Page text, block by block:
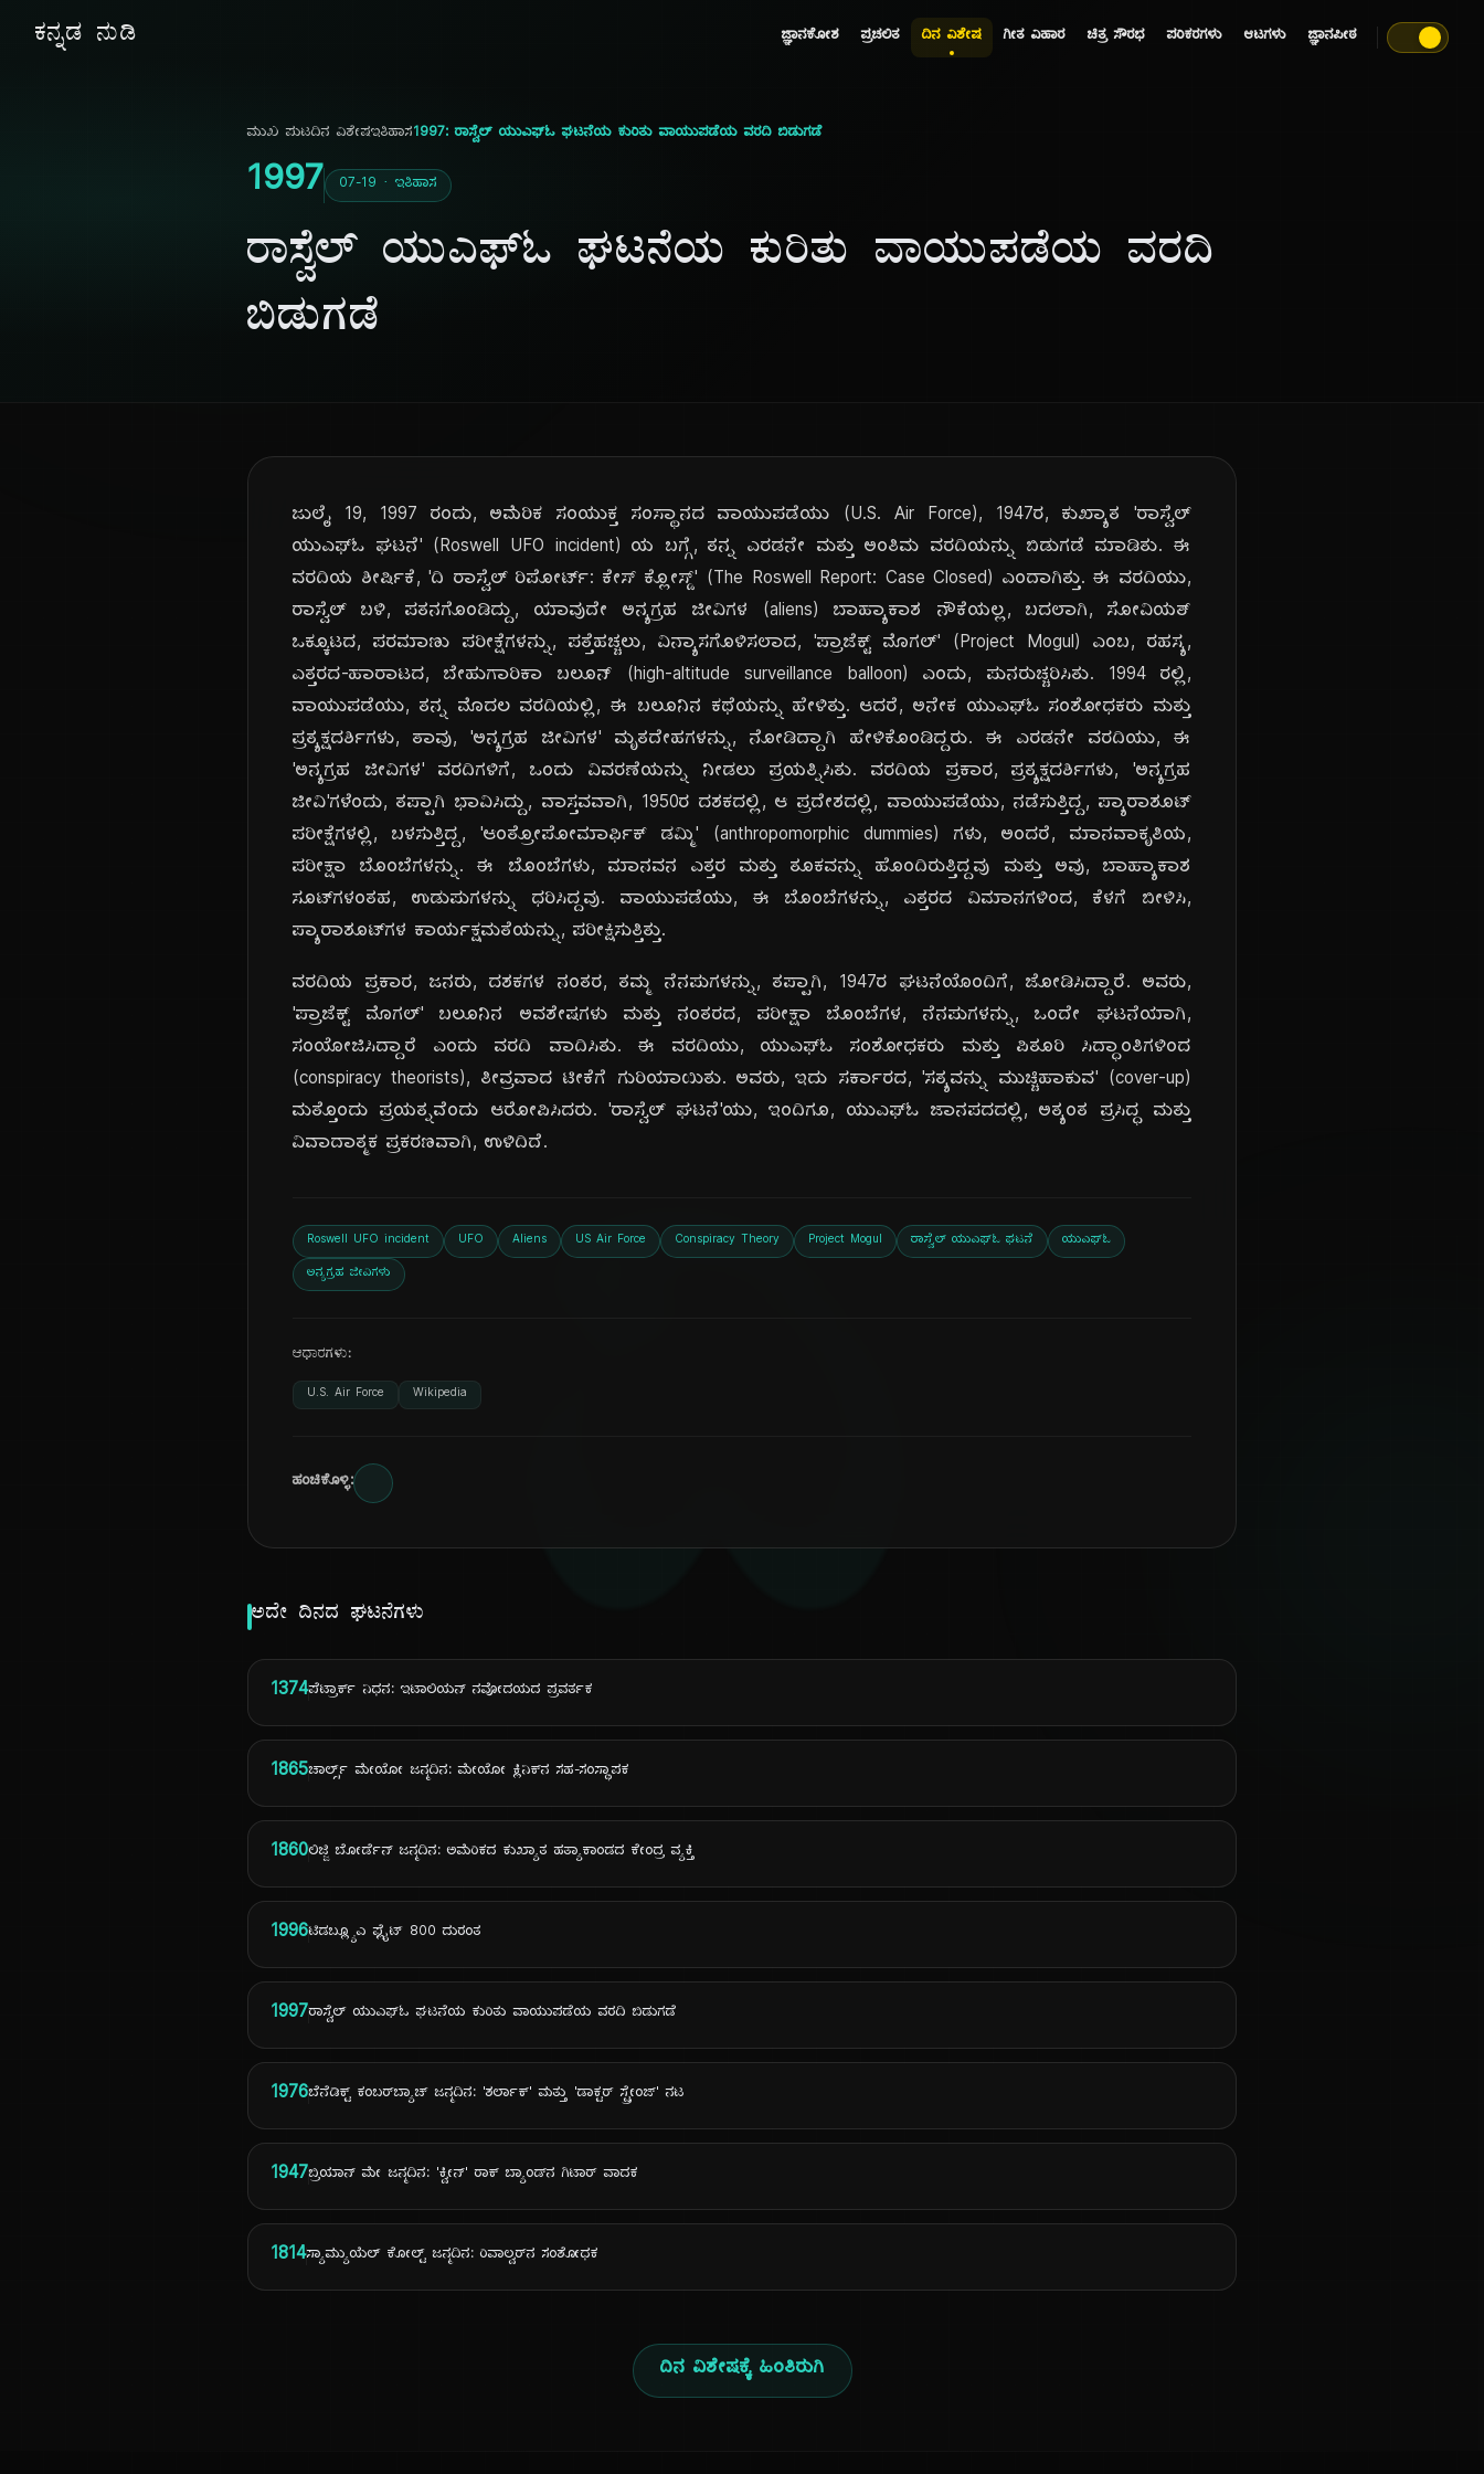
ಕನ್ನಡ ನುಡಿ ಜ್ಞಾನಕೋಶ ಪ್ರಚಲಿತ ದಿನ ವಿಶೇಷ ಗೀತ ವಿಹಾರ ಚಿತ್ರ ಸೌರಭ ಪರಿಕರಗಳು ಆಟಗಳು ಜ್ಞಾನಪೀಠ
ದಿ
ಮುಖ ಪುಟದಿನ ವಿಶೇಷಇತಿಹಾಸ1997: ರಾಸ್ವೆಲ್ ಯುಎಫ್‌ಓ ಘಟನೆಯ ಕುರಿತು ವಾಯುಪಡೆಯ ವರದಿ ಬಿಡುಗಡೆ
1997 07-19 · ಇತಿಹಾಸ
ರಾಸ್ವೆಲ್ ಯುಎಫ್‌ಓ ಘಟನೆಯ ಕುರಿತು ವಾಯುಪಡೆಯ ವರದಿ
ಬಿಡುಗಡೆ
ಜುಲೈ 19, 1997 ರಂದು, ಅಮೆರಿಕ ಸಂಯುಕ್ತ ಸಂಸ್ಥಾನದ ವಾಯುಪಡೆಯು (U.S. Air Force), 1947ರ, ಕುಖ್ಯಾತ 'ರಾಸ್ವೆಲ್
ಯುಎಫ್‌ಓ ಘಟನೆ' (Roswell UFO incident) ಯ ಬಗ್ಗೆ, ತನ್ನ ಎರಡನೇ ಮತ್ತು ಅಂತಿಮ ವರದಿಯನ್ನು ಬಿಡುಗಡೆ ಮಾಡಿತು. ಈ
ವರದಿಯ ಶೀರ್ಷಿಕೆ, 'ದಿ ರಾಸ್ವೆಲ್ ರಿಪೋರ್ಟ್: ಕೇಸ್ ಕ್ಲೋಸ್ಡ್' (The Roswell Report: Case Closed) ಎಂದಾಗಿತ್ತು. ಈ ವರದಿಯು,
ರಾಸ್ವೆಲ್ ಬಳಿ, ಪತನಗೊಂಡಿದ್ದು, ಯಾವುದೇ ಅನ್ಯಗ್ರಹ ಜೀವಿಗಳ (aliens) ಬಾಹ್ಯಾಕಾಶ ನೌಕೆಯಲ್ಲ, ಬದಲಾಗಿ, ಸೋವಿಯತ್
ಒಕ್ಕೂಟದ, ಪರಮಾಣು ಪರೀಕ್ಷೆಗಳನ್ನು, ಪತ್ತೆಹಚ್ಚಲು, ವಿನ್ಯಾಸಗೊಳಿಸಲಾದ, 'ಪ್ರಾಜೆಕ್ಟ್ ಮೊಗಲ್' (Project Mogul) ಎಂಬ, ರಹಸ್ಯ,
ಎತ್ತರದ-ಹಾರಾಟದ, ಬೇಹುಗಾರಿಕಾ ಬಲೂನ್ (high-altitude surveillance balloon) ಎಂದು, ಪುನರುಚ್ಚರಿಸಿತು. 1994 ರಲ್ಲಿ,
ವಾಯುಪಡೆಯು, ತನ್ನ ಮೊದಲ ವರದಿಯಲ್ಲಿ, ಈ ಬಲೂನಿನ ಕಥೆಯನ್ನು ಹೇಳಿತ್ತು. ಆದರೆ, ಅನೇಕ ಯುಎಫ್‌ಓ ಸಂಶೋಧಕರು ಮತ್ತು
ಪ್ರತ್ಯಕ್ಷದರ್ಶಿಗಳು, ತಾವು, 'ಅನ್ಯಗ್ರಹ ಜೀವಿಗಳ' ಮೃತದೇಹಗಳನ್ನು, ನೋಡಿದ್ದಾಗಿ ಹೇಳಿಕೊಂಡಿದ್ದರು. ಈ ಎರಡನೇ ವರದಿಯು, ಈ
'ಅನ್ಯಗ್ರಹ ಜೀವಿಗಳ' ವರದಿಗಳಿಗೆ, ಒಂದು ವಿವರಣೆಯನ್ನು ನೀಡಲು ಪ್ರಯತ್ನಿಸಿತು. ವರದಿಯ ಪ್ರಕಾರ, ಪ್ರತ್ಯಕ್ಷದರ್ಶಿಗಳು, 'ಅನ್ಯಗ್ರಹ
ಜೀವಿ'ಗಳೆಂದು, ತಪ್ಪಾಗಿ ಭಾವಿಸಿದ್ದು, ವಾಸ್ತವವಾಗಿ, 1950ರ ದಶಕದಲ್ಲಿ, ಆ ಪ್ರದೇಶದಲ್ಲಿ, ವಾಯುಪಡೆಯು, ನಡೆಸುತ್ತಿದ್ದ, ಪ್ಯಾರಾಶೂಟ್
ಪರೀಕ್ಷೆಗಳಲ್ಲಿ, ಬಳಸುತ್ತಿದ್ದ, 'ಆಂತ್ರೋಪೋಮಾರ್ಫಿಕ್ ಡಮ್ಮಿ' (anthropomorphic dummies) ಗಳು, ಅಂದರೆ, ಮಾನವಾಕೃತಿಯ,
ಪರೀಕ್ಷಾ ಬೊಂಬೆಗಳನ್ನು. ಈ ಬೊಂಬೆಗಳು, ಮಾನವನ ಎತ್ತರ ಮತ್ತು ತೂಕವನ್ನು ಹೊಂದಿರುತ್ತಿದ್ದವು ಮತ್ತು ಅವು, ಬಾಹ್ಯಾಕಾಶ
ಸೂಟ್‌ಗಳಂತಹ, ಉಡುಪುಗಳನ್ನು ಧರಿಸಿದ್ದವು. ವಾಯುಪಡೆಯು, ಈ ಬೊಂಬೆಗಳನ್ನು, ಎತ್ತರದ ವಿಮಾನಗಳಿಂದ, ಕೆಳಗೆ ಬೀಳಿಸಿ,
ಪ್ಯಾರಾಶೂಟ್‌ಗಳ ಕಾರ್ಯಕ್ಷಮತೆಯನ್ನು, ಪರೀಕ್ಷಿಸುತ್ತಿತ್ತು.
ವರದಿಯ ಪ್ರಕಾರ, ಜನರು, ದಶಕಗಳ ನಂತರ, ತಮ್ಮ ನೆನಪುಗಳನ್ನು, ತಪ್ಪಾಗಿ, 1947ರ ಘಟನೆಯೊಂದಿಗೆ, ಜೋಡಿಸಿದ್ದಾರೆ. ಅವರು,
'ಪ್ರಾಜೆಕ್ಟ್ ಮೊಗಲ್' ಬಲೂನಿನ ಅವಶೇಷಗಳು ಮತ್ತು ನಂತರದ, ಪರೀಕ್ಷಾ ಬೊಂಬೆಗಳ, ನೆನಪುಗಳನ್ನು, ಒಂದೇ ಘಟನೆಯಾಗಿ,
ಸಂಯೋಜಿಸಿದ್ದಾರೆ ಎಂದು ವರದಿ ವಾದಿಸಿತು. ಈ ವರದಿಯು, ಯುಎಫ್‌ಓ ಸಂಶೋಧಕರು ಮತ್ತು ಪಿತೂರಿ ಸಿದ್ಧಾಂತಿಗಳಿಂದ
(conspiracy theorists), ತೀವ್ರವಾದ ಟೀಕೆಗೆ ಗುರಿಯಾಯಿತು. ಅವರು, ಇದು ಸರ್ಕಾರದ, 'ಸತ್ಯವನ್ನು ಮುಚ್ಚಿಹಾಕುವ' (cover-up)
ಮತ್ತೊಂದು ಪ್ರಯತ್ನವೆಂದು ಆರೋಪಿಸಿದರು. 'ರಾಸ್ವೆಲ್ ಘಟನೆ'ಯು, ಇಂದಿಗೂ, ಯುಎಫ್‌ಓ ಜಾನಪದದಲ್ಲಿ, ಅತ್ಯಂತ ಪ್ರಸಿದ್ಧ ಮತ್ತು
ವಿವಾದಾತ್ಮಕ ಪ್ರಕರಣವಾಗಿ, ಉಳಿದಿದೆ.
Roswell UFO incident UFO Aliens US Air Force Conspiracy Theory Project Mogul ರಾಸ್ವೆಲ್ ಯುಎಫ್‌ಓ ಘಟನೆ ಯುಎಫ್‌ಓ
ಅನ್ಯಗ್ರಹ ಜೀವಿಗಳು
ಆಧಾರಗಳು:
U.S. Air Force Wikipedia
ಹಂಚಿಕೊಳ್ಳಿ:
ಅದೇ ದಿನದ ಘಟನೆಗಳು
1374ಪೆಟ್ರಾರ್ಕ್ ನಿಧನ: ಇಟಾಲಿಯನ್ ನವೋದಯದ ಪ್ರವರ್ತಕ
1865ಚಾರ್ಲ್ಸ್ ಮೇಯೋ ಜನ್ಮದಿನ: ಮೇಯೋ ಕ್ಲಿನಿಕ್‌ನ ಸಹ-ಸಂಸ್ಥಾಪಕ
1860ಲಿಜ್ಜಿ ಬೋರ್ಡೆನ್ ಜನ್ಮದಿನ: ಅಮೆರಿಕದ ಕುಖ್ಯಾತ ಹತ್ಯಾಕಾಂಡದ ಕೇಂದ್ರ ವ್ಯಕ್ತಿ
1996ಟಿಡಬ್ಲ್ಯೂಎ ಫ್ಲೈಟ್ 800 ದುರಂತ
1997ರಾಸ್ವೆಲ್ ಯುಎಫ್‌ಓ ಘಟನೆಯ ಕುರಿತು ವಾಯುಪಡೆಯ ವರದಿ ಬಿಡುಗಡೆ
1976ಬೆನೆಡಿಕ್ಟ್ ಕಂಬರ್‌ಬ್ಯಾಚ್ ಜನ್ಮದಿನ: 'ಶರ್ಲಾಕ್' ಮತ್ತು 'ಡಾಕ್ಟರ್ ಸ್ಟ್ರೇಂಜ್' ನಟ
1947ಬ್ರಿಯಾನ್ ಮೇ ಜನ್ಮದಿನ: 'ಕ್ವೀನ್' ರಾಕ್ ಬ್ಯಾಂಡ್‌ನ ಗಿಟಾರ್ ವಾದಕ
1814ಸ್ಯಾಮ್ಯುಯೆಲ್ ಕೋಲ್ಟ್ ಜನ್ಮದಿನ: ರಿವಾಲ್ವರ್‌ನ ಸಂಶೋಧಕ
ದಿನ ವಿಶೇಷಕ್ಕೆ ಹಿಂತಿರುಗಿ